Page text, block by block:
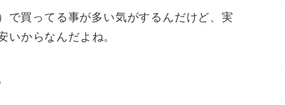
で買ってる事が多い気がするんだけど、実
いからなんだよね。